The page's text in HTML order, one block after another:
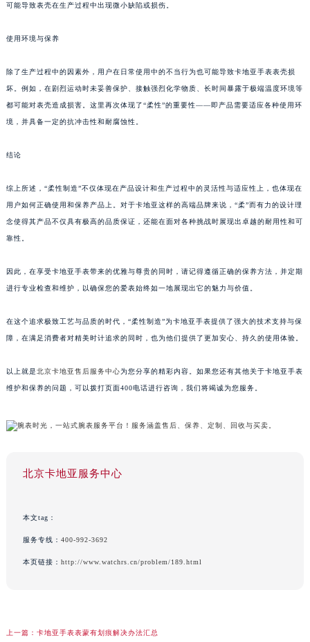
可能导致表壳在生产过程中出现微小缺陷或损伤。
使用环境与保养
除了生产过程中的因素外，用户在日常使用中的不当行为也可能导致卡地亚手表表壳损
坏。例如，在剧烈运动时未妥善保护、接触强烈化学物质、长时间暴露于极端温度环境等
都可能对表壳造成损害。这里再次体现了“柔性”的重要性——即产品需要适应各种使用环
境，并具备一定的抗冲击性和耐腐蚀性。
结论
综上所述，“柔性制造”不仅体现在产品设计和生产过程中的灵活性与适应性上，也体现在
用户如何正确使用和保养产品上。对于卡地亚这样的高端品牌来说，“柔”而有力的设计理
念使得其产品不仅具有极高的品质保证，还能在面对各种挑战时展现出卓越的耐用性和可
靠性。
因此，在享受卡地亚手表带来的优雅与尊贵的同时，请记得遵循正确的保养方法，并定期
进行专业检查和维护，以确保您的爱表始终如一地展现出它的魅力与价值。
在这个追求极致工艺与品质的时代，“柔性制造”为卡地亚手表提供了强大的技术支持与保
障，在满足消费者对精美时计追求的同时，也为他们提供了更加安心、持久的使用体验。
以上就是北京卡地亚售后服务中心为您分享的精彩内容。如果您还有其他关于卡地亚手表
维护和保养的问题，可以拨打页面400电话进行咨询，我们将竭诚为您服务。
北京卡地亚服务中心
本文tag：
服务专线： 400-992-3692
本页链接： http://www.watchrs.cn/problem/189.html
上一篇： 卡地亚手表表蒙有划痕解决办法汇总